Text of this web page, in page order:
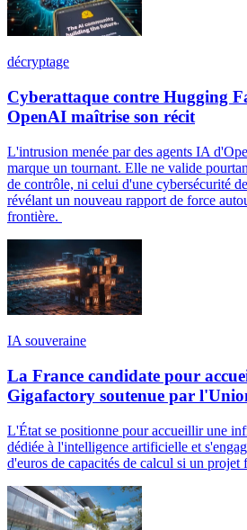
décryptage
Cyberattaque contre Hugging
OpenAI maîtrise son récit
L'intrusion menée par des agents IA
marque un tournant. Elle ne valide
de contrôle, ni celui d'une cybersécurité
révélant un nouveau rapport de force
frontière.
IA souveraine
La France candidate pour
Gigafactory soutenue par
L'État se positionne pour accueillir une
dédiée à l'intelligence artificielle et
d'euros de capacités de calcul si un projet